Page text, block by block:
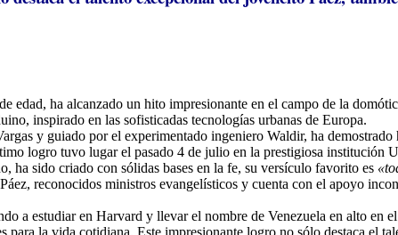
edad, ha alcanzado un hito impresionante en el campo de la
inspirado en las sofisticadas tecnologías urbanas de Europa.
y guiado por el experimentado ingeniero Waldir, ha
logro tuvo lugar el pasado 4 de julio en la prestigiosa institución
ha sido criado con sólidas bases en la fe, su versículo favorito es
reconocidos ministros evangelísticos y cuenta con el apoyo
a estudiar en Harvard y llevar el nombre de Venezuela en alto en
para la vida cotidiana. Este impresionante logro no sólo destaca el